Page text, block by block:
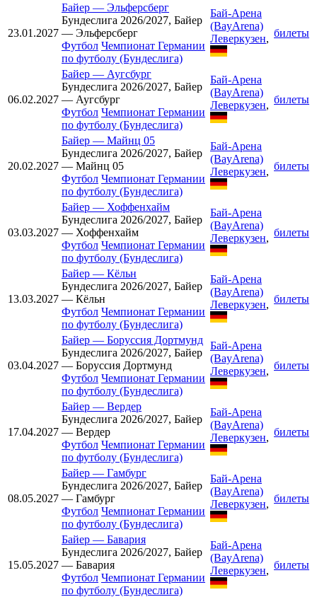
23.01.2027
Байер — Эльферсберг
Бундеслига 2026/2027, Байер
— Эльферсберг
Футбол Чемпионат Германии
по футболу (Бундеслига)
Бай-Арена
(BayArena)
Леверкузен, билеты
06.02.2027
Байер — Аугсбург
Бундеслига 2026/2027, Байер
— Аугсбург
Футбол Чемпионат Германии
по футболу (Бундеслига)
Бай-Арена
(BayArena)
Леверкузен, билеты
20.02.2027
Байер — Майнц 05
Бундеслига 2026/2027, Байер
— Майнц 05
Футбол Чемпионат Германии
по футболу (Бундеслига)
Бай-Арена
(BayArena)
Леверкузен, билеты
03.03.2027
Байер — Хоффенхайм
Бундеслига 2026/2027, Байер
— Хоффенхайм
Футбол Чемпионат Германии
по футболу (Бундеслига)
Бай-Арена
(BayArena)
Леверкузен, билеты
13.03.2027
Байер — Кёльн
Бундеслига 2026/2027, Байер
— Кёльн
Футбол Чемпионат Германии
по футболу (Бундеслига)
Бай-Арена
(BayArena)
Леверкузен, билеты
03.04.2027
Байер — Боруссия Дортмунд
Бундеслига 2026/2027, Байер
— Боруссия Дортмунд
Футбол Чемпионат Германии
по футболу (Бундеслига)
Бай-Арена
(BayArena)
Леверкузен, билеты
17.04.2027
Байер — Вердер
Бундеслига 2026/2027, Байер
— Вердер
Футбол Чемпионат Германии
по футболу (Бундеслига)
Бай-Арена
(BayArena)
Леверкузен, билеты
08.05.2027
Байер — Гамбург
Бундеслига 2026/2027, Байер
— Гамбург
Футбол Чемпионат Германии
по футболу (Бундеслига)
Бай-Арена
(BayArena)
Леверкузен, билеты
15.05.2027
Байер — Бавария
Бундеслига 2026/2027, Байер
— Бавария
Футбол Чемпионат Германии
по футболу (Бундеслига)
Бай-Арена
(BayArena)
Леверкузен, билеты